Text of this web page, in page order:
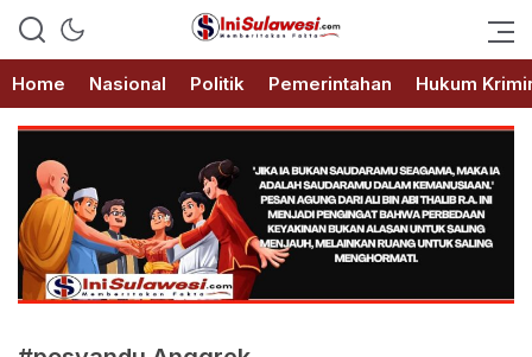
IniSulawesi.com
Memberitakan Fakta
Home
Nasional Politik Pemerintahan Hukum